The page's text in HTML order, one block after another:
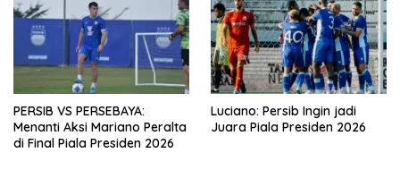
PERSIB VS PERSEBAYA:
Menanti Aksi Mariano Peralta
di Final Piala Presiden 2026
Luciano: Persib Ingin jadi
Juara Piala Presiden 2026